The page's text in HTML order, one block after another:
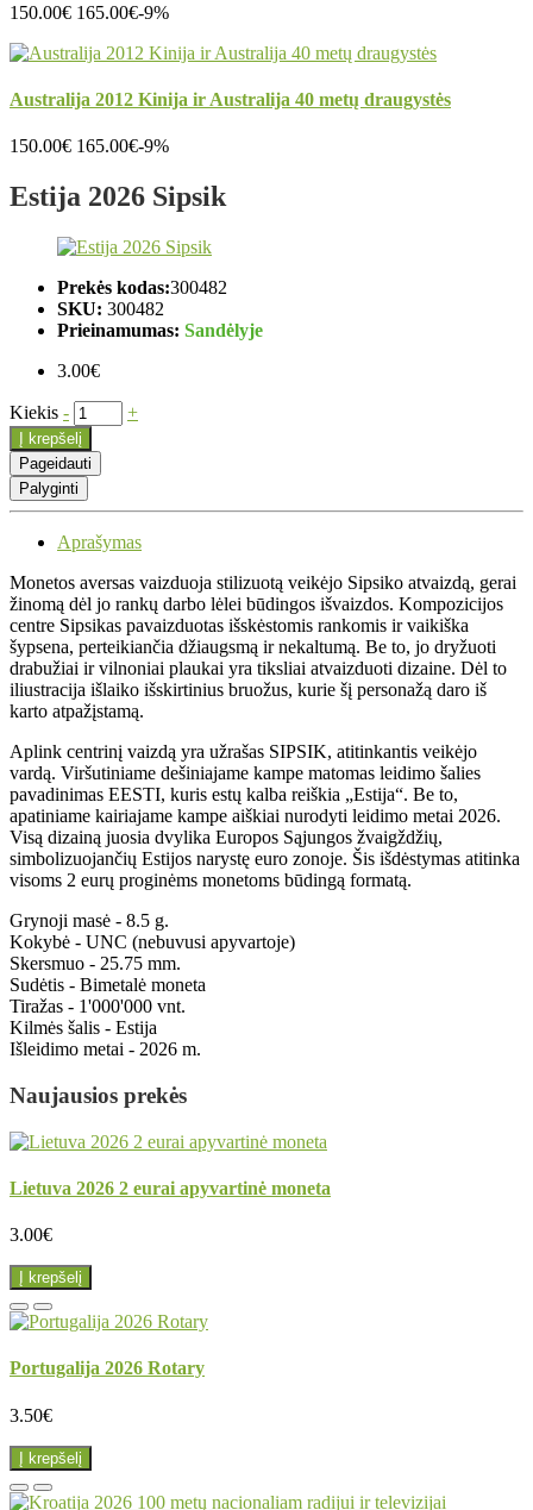
150.00€ 165.00€-9%
Australija 2012 Kinija ir Australija 40 metų draugystės
150.00€ 165.00€-9%
Estija 2026 Sipsik
Prekės kodas:300482
SKU: 300482
Prieinamumas: Sandėlyje
3.00€
Kiekis - +
Į krepšelį
Pageidauti
Palyginti
Aprašymas
Monetos aversas vaizduoja stilizuotą veikėjo Sipsiko atvaizdą, gerai
žinomą dėl jo rankų darbo lėlei būdingos išvaizdos. Kompozicijos
centre Sipsikas pavaizduotas išskėstomis rankomis ir vaikiška
šypsena, perteikiančia džiaugsmą ir nekaltumą. Be to, jo dryžuoti
drabužiai ir vilnoniai plaukai yra tiksliai atvaizduoti dizaine. Dėl to
iliustracija išlaiko išskirtinius bruožus, kurie šį personažą daro iš
karto atpažįstamą.
Aplink centrinį vaizdą yra užrašas SIPSIK, atitinkantis veikėjo
vardą. Viršutiniame dešiniajame kampe matomas leidimo šalies
pavadinimas EESTI, kuris estų kalba reiškia „Estija“. Be to,
apatiniame kairiajame kampe aiškiai nurodyti leidimo metai 2026.
Visą dizainą juosia dvylika Europos Sąjungos žvaigždžių,
simbolizuojančių Estijos narystę euro zonoje. Šis išdėstymas atitinka
visoms 2 eurų proginėms monetoms būdingą formatą.
Grynoji masė - 8.5 g.
Kokybė - UNC (nebuvusi apyvartoje)
Skersmuo - 25.75 mm.
Sudėtis - Bimetalė moneta
Tiražas - 1'000'000 vnt.
Kilmės šalis - Estija
Išleidimo metai - 2026 m.
Naujausios prekės
Lietuva 2026 2 eurai apyvartinė moneta
3.00€
Į krepšelį
Portugalija 2026 Rotary
3.50€
Į krepšelį